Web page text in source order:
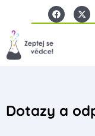
Dotazy a